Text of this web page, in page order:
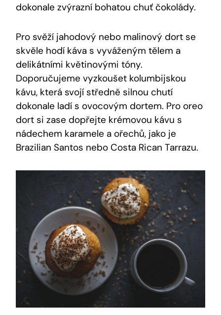
dokonale zvýrazní bohatou chuť čokolády.
Pro svěží jahodový nebo malinový dort se
skvěle hodí káva s vyváženým tělem a
delikátními květinovými tóny.
Doporučujeme vyzkoušet kolumbijskou
kávu, která svojí středně silnou chutí
dokonale ladí s ovocovým dortem. Pro oreo
dort si zase dopřejte krémovou kávu s
nádechem karamele a ořechů, jako je
Brazilian Santos nebo Costa Rican Tarrazu.